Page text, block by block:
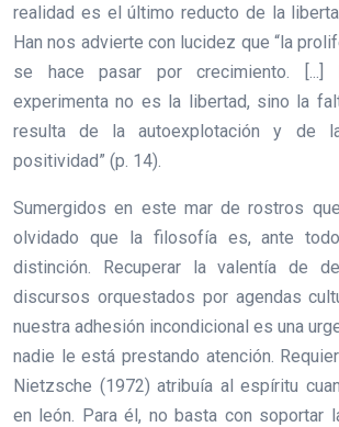
realidad es el último reducto de la
Han nos advierte con lucidez que “la
se hace pasar por crecimiento.
experimenta no es la libertad, sino la
resulta de la autoexplotación y de
positividad” (p. 14).
Sumergidos en este mar de rostros
olvidado que la filosofía es, ante
distinción. Recuperar la valentía de
discursos orquestados por agendas
nuestra adhesión incondicional es una
nadie le está prestando atención.
Nietzsche (1972) atribuía al espíritu
en león. Para él, no basta con soportar